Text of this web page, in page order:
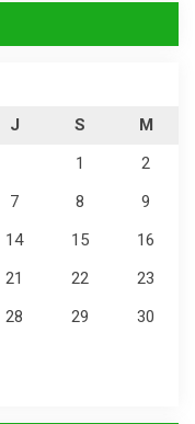
J S
M
1
2
7 8
9
14 15
16
21 22
23
28 29
30